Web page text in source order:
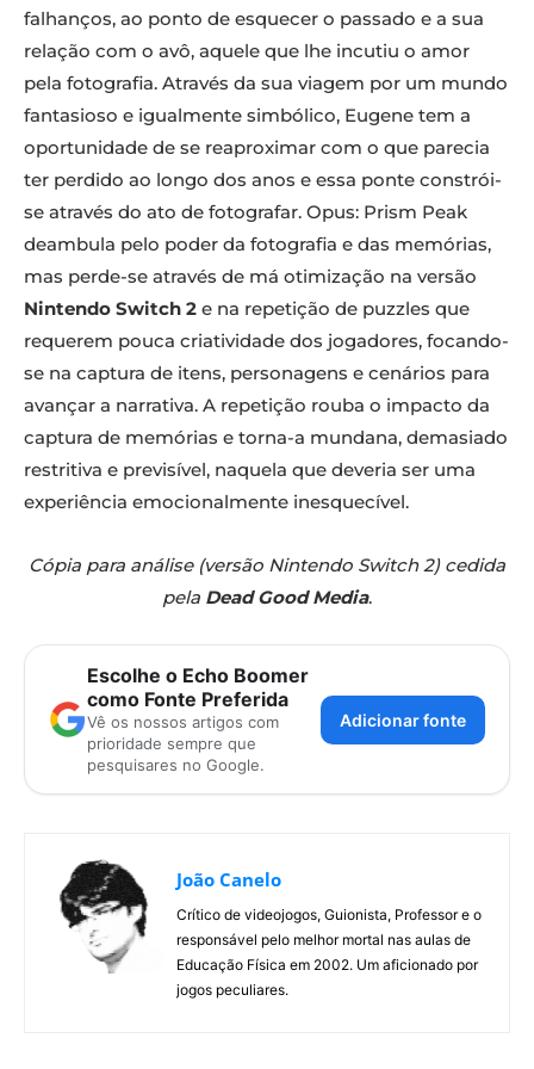
falhanços, ao ponto de esquecer o passado e a sua
relação com o avô, aquele que lhe incutiu o amor
pela fotografia. Através da sua viagem por um mundo
fantasioso e igualmente simbólico, Eugene tem a
oportunidade de se reaproximar com o que parecia
ter perdido ao longo dos anos e essa ponte constrói-
se através do ato de fotografar. Opus: Prism Peak
deambula pelo poder da fotografia e das memórias,
mas perde-se através de má otimização na versão
Nintendo Switch 2 e na repetição de puzzles que
requerem pouca criatividade dos jogadores, focando-
se na captura de itens, personagens e cenários para
avançar a narrativa. A repetição rouba o impacto da
captura de memórias e torna-a mundana, demasiado
restritiva e previsível, naquela que deveria ser uma
experiência emocionalmente inesquecível.
Cópia para análise (versão Nintendo Switch 2) cedida
pela Dead Good Media.
Escolhe o Echo Boomer
como Fonte Preferida
Vê os nossos artigos com
prioridade sempre que
pesquisares no Google.
Adicionar fonte
João Canelo
Crítico de videojogos, Guionista, Professor e o
responsável pelo melhor mortal nas aulas de
Educação Física em 2002. Um aficionado por
jogos peculiares.